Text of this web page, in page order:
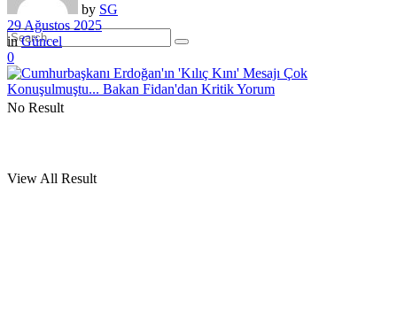
No Result
View All Result
by SG
29 Ağustos 2025
in Güncel
0